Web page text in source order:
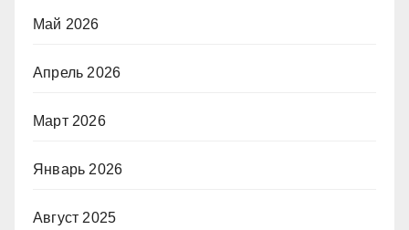
Май 2026
Апрель 2026
Март 2026
Январь 2026
Август 2025